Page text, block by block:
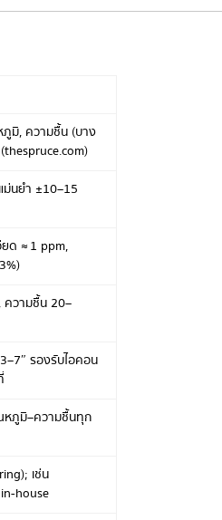
ภูมิ, ความชื้น (บาง
นยำ ±10–15
ด ≈ 1 ppm,
ความชื้น 20–
รองรับไอคอน
ภูมิ–ความชื้นทุก
เช่น
house